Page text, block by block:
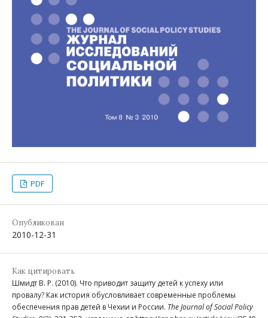
PDF
Опубликован
2010-12-31
Как цитировать
Шмидт В. Р. (2010). Что приводит защиту детей к успеху или
провалу? Как история обусловливает современные проблемы
обеспечения прав детей в Чехии и России. The Journal of Social Policy